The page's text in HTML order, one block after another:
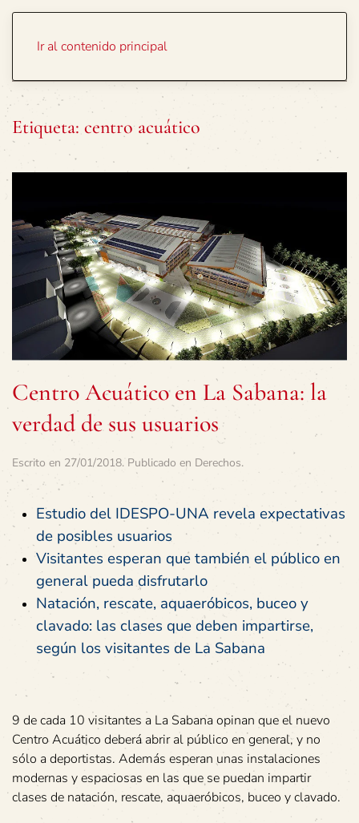
Ir al contenido principal
Etiqueta: centro acuático
Centro Acuático en La Sabana: la
verdad de sus usuarios
Escrito en 27/01/2018. Publicado en Derechos.
Estudio del IDESPO-UNA revela expectativas
de posibles usuarios
Visitantes esperan que también el público en
general pueda disfrutarlo
Natación, rescate, aquaeróbicos, buceo y
clavado: las clases que deben impartirse,
según los visitantes de La Sabana
9 de cada 10 visitantes a La Sabana opinan que el nuevo
Centro Acuático deberá abrir al público en general, y no
sólo a deportistas. Además esperan unas instalaciones
modernas y espaciosas en las que se puedan impartir
clases de natación, rescate, aquaeróbicos, buceo y clavado.